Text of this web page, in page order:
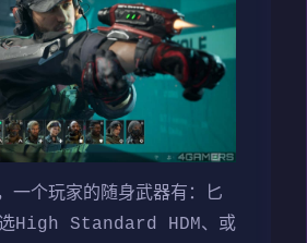
一个玩家的随身武器有：匕
选High Standard HDM、或